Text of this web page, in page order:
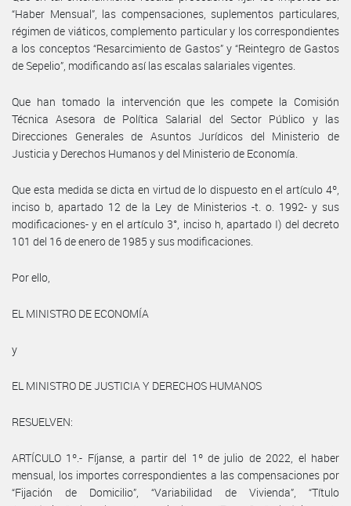
“Haber Mensual”, las compensaciones, suplementos particulares,
régimen de viáticos, complemento particular y los correspondientes
a los conceptos “Resarcimiento de Gastos” y “Reintegro de Gastos
de Sepelio”, modificando así las escalas salariales vigentes.
Que han tomado la intervención que les compete la Comisión
Técnica Asesora de Política Salarial del Sector Público y las
Direcciones Generales de Asuntos Jurídicos del Ministerio de
Justicia y Derechos Humanos y del Ministerio de Economía.
Que esta medida se dicta en virtud de lo dispuesto en el artículo 4º,
inciso b, apartado 12 de la Ley de Ministerios -t. o. 1992- y sus
modificaciones- y en el artículo 3°, inciso h, apartado I) del decreto
101 del 16 de enero de 1985 y sus modificaciones.
Por ello,
EL MINISTRO DE ECONOMÍA
y
EL MINISTRO DE JUSTICIA Y DERECHOS HUMANOS
RESUELVEN:
ARTÍCULO 1º.- Fíjanse, a partir del 1º de julio de 2022, el haber
mensual, los importes correspondientes a las compensaciones por
“Fijación de Domicilio”, “Variabilidad de Vivienda”, “Título